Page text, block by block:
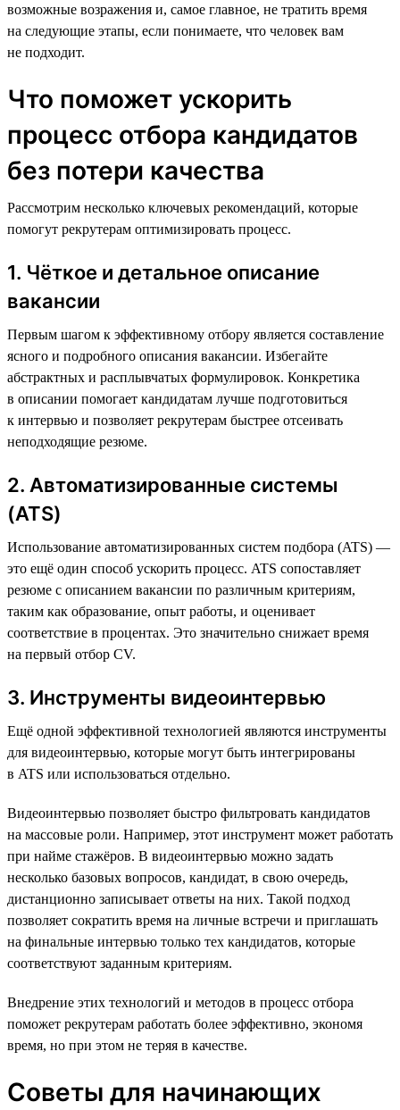
возможные возражения и, самое главное, не тратить время
на следующие этапы, если понимаете, что человек вам
не подходит.
Что поможет ускорить
процесс отбора кандидатов
без потери качества
Рассмотрим несколько ключевых рекомендаций, которые
помогут рекрутерам оптимизировать процесс.
1. Чёткое и детальное описание
вакансии
Первым шагом к эффективному отбору является составление
ясного и подробного описания вакансии. Избегайте
абстрактных и расплывчатых формулировок. Конкретика
в описании помогает кандидатам лучше подготовиться
к интервью и позволяет рекрутерам быстрее отсеивать
неподходящие резюме.
2. Автоматизированные системы
(ATS)
Использование автоматизированных систем подбора (ATS) —
это ещё один способ ускорить процесс. ATS сопоставляет
резюме с описанием вакансии по различным критериям,
таким как образование, опыт работы, и оценивает
соответствие в процентах. Это значительно снижает время
на первый отбор CV.
3. Инструменты видеоинтервью
Ещё одной эффективной технологией являются инструменты
для видеоинтервью, которые могут быть интегрированы
в ATS или использоваться отдельно.
Видеоинтервью позволяет быстро фильтровать кандидатов
на массовые роли. Например, этот инструмент может работать
при найме стажёров. В видеоинтервью можно задать
несколько базовых вопросов, кандидат, в свою очередь,
дистанционно записывает ответы на них. Такой подход
позволяет сократить время на личные встречи и приглашать
на финальные интервью только тех кандидатов, которые
соответствуют заданным критериям.
Внедрение этих технологий и методов в процесс отбора
поможет рекрутерам работать более эффективно, экономя
время, но при этом не теряя в качестве.
Советы для начинающих